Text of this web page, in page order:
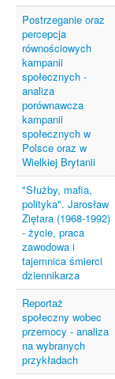
Postrzeganie oraz
percepcja
równościowych
kampanii
społecznych -
analiza
porównawcza
kampanii
społecznych w
Polsce oraz w
Wielkiej Brytanii
"Służby, mafia,
polityka". Jarosław
Ziętara (1968-1992)
- życie, praca
zawodowa i
tajemnica śmierci
dziennikarza
Reportaż
społeczny wobec
przemocy - analiza
na wybranych
przykładach